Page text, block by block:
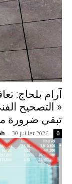
آرام بلحاج:
« التصحيح
تبقى ضرورة
- 30 juillet 2026 0